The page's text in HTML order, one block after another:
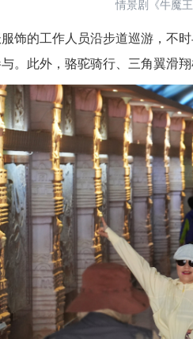
情景剧《牛魔
的工作人员沿步道巡游，不时
。此外，骆驼骑行、三角翼滑